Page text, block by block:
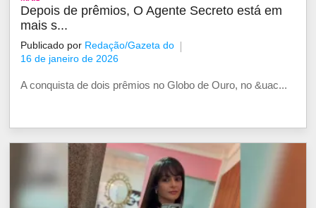
Depois de prêmios, O Agente Secreto está em
mais s...
Publicado por Redação/Gazeta do
16 de janeiro de 2026
A conquista de dois prêmios no Globo de Ouro, no &uac...